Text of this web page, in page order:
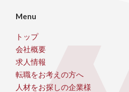
Menu
トップ
会社概要
求人情報
転職をお考えの方へ
人材をお探しの企業様